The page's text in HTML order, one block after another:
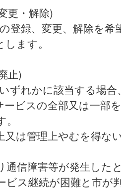
更・解除)
録、変更、解除を希
ます。
止)
ずれかに該当する場合
ビスの全部又は一部
は管理上やむを得な
信障害等が発生した
ス継続が困難と市が